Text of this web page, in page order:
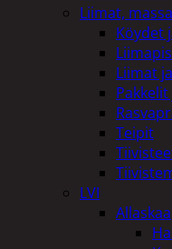
Liimat,
Köydet
Liimat
Teipit
LVI